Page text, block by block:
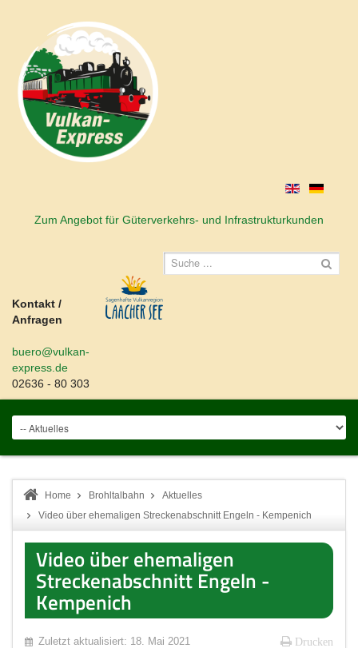
Zum Angebot für Güterverkehrs- und Infrastrukturkunden
Kontakt /
Anfragen
buero@vulkan-
express.de
02636 - 80 303
Home Brohltalbahn
Aktuelles
Video über ehemaligen Streckenabschnitt Engeln - Kempenich
Video über ehemaligen
Streckenabschnitt Engeln -
Kempenich
Drucken
Zuletzt aktualisiert: 18. Mai 2021